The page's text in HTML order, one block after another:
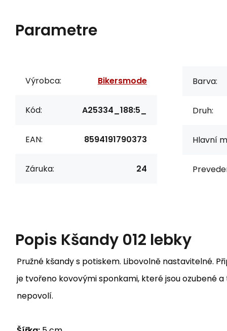
Parametre
Výrobca: Bikersmode
Kód: A25334_188:5_
EAN: 8594191790373
Záruka: 24
Barva:
Druh:
Hlavní
Popis Kšandy 012 lebky
Pružné kšandy s potiskem. Libovolně nastavitelné.
je tvořeno kovovými sponkami, které jsou ozubené
nepovolí.